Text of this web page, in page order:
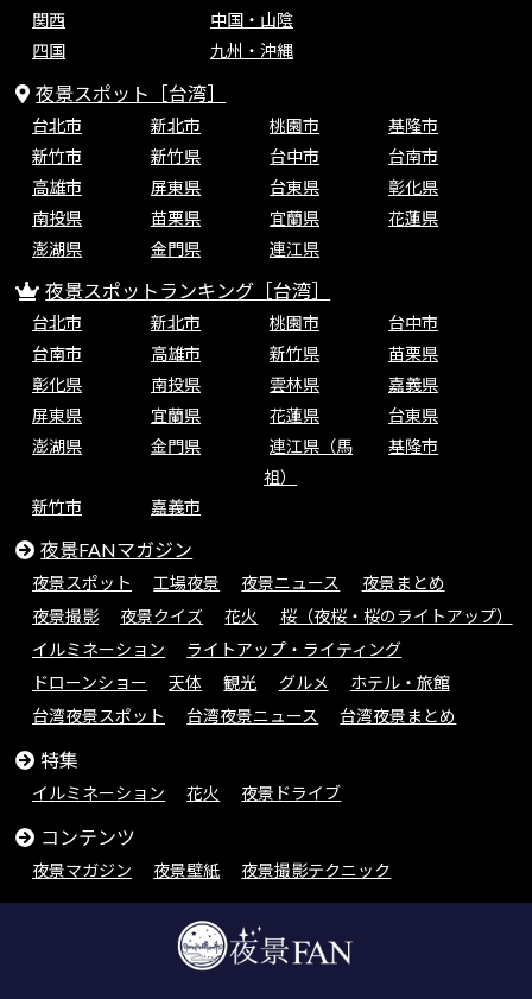
関西
中国・山陰
四国
九州・沖縄
夜景スポット［台湾］
台北市 新北市 桃園市
基隆市
新竹市
新竹県 台中市
台南市
高雄市
屏東県 台東県
彰化県
南投県
苗栗県 宜蘭県
花蓮県
澎湖県
金門県 連江県
夜景スポットランキング［台湾］
台北市 新北市 桃園市
台中市
台南市
高雄市 新竹県
苗栗県
彰化県
南投県 雲林県
嘉義県
屏東県
宜蘭県 花蓮県
台東県
澎湖県
金門県
連江県（馬
祖）
基隆市
新竹市 嘉義市
夜景FANマガジン
夜景スポット 工場夜景 夜景ニュース
夜景まとめ
夜景撮影
夜景クイズ 花火
桜（夜桜・桜のライトアップ）
イルミネーション
ライトアップ・ライティング
ドローンショー
天体 観光 グルメ
ホテル・旅館
台湾夜景スポット
台湾夜景ニュース 台湾夜景まとめ
特集
イルミネーション 花火 夜景ドライブ
コンテンツ
夜景マガジン 夜景壁紙 夜景撮影テクニック